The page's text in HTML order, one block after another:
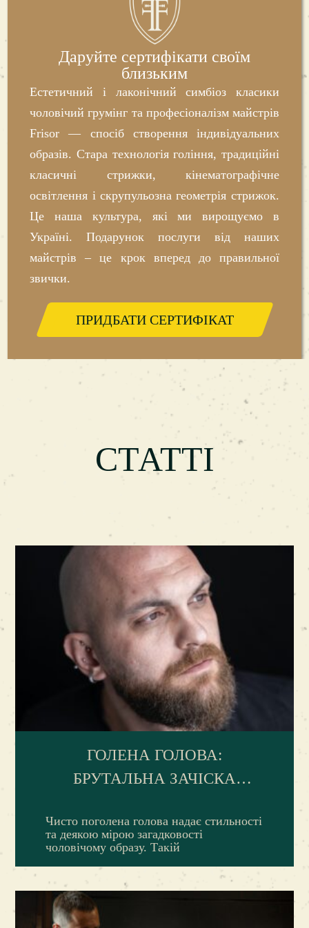
Високі стандарти якості (власна школа
навчання, дуже жорсткі вимоги
керівництва до майстерності та деталей
стрижок).
Завдяки цьомучоловіча перукарня
у Бучі під
вивіскою Frisor має конкурентну перевагу
перед іншими подібними закладами.
Як записатись на стрижку в
барбершопі Frisor у Бучі?
У Frisor зробили все, щоб ви могли
записатися на стрижку в барбершопі в Бучі
всього за кілька хвилин. Для цього достатньо
зв’язатись з адміністратором філії по
телефону або залишити заявку на цій
приємне проведення часу з комфортною
зоною очікування, безкоштовними напоями,
настільними іграми та іншими розвагами.
Даруйте сертифікати своїм
близьким
Естетичний і лаконічний симбіоз класики
чоловічий грумінг та професіоналізм майстрів
Frisor — спосіб створення індивідуальних
образів. Стара технологія гоління, традиційні
класичні стрижки, кінематографічне
освітлення і скрупульозна геометрія стрижок.
Це наша культура, які ми вирощуємо в
Україні. Подарунок послуги від наших
майстрів – це крок вперед до правильної
звички.
ПРИДБАТИ СЕРТИФІКАТ
СТАТТІ
ГОЛЕНА ГОЛОВА:
БРУТАЛЬНА ЗАЧІСКА
Чисто поголена голова надає стильності
та деякою мірою загадковості
чоловічому образу. Такій